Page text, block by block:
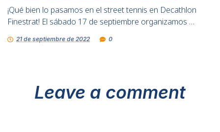
¡Qué bien lo pasamos en el street tennis en Decathlon
Finestrat! El sábado 17 de septiembre organizamos …
21 de septiembre de 2022 0
Leave a comment